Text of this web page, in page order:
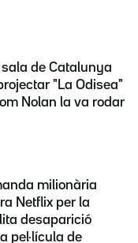
sala de Catalunya
"La Odisea"
Nolan la va rodar
milionària
Netflix per la
desaparició
pel·lícula de